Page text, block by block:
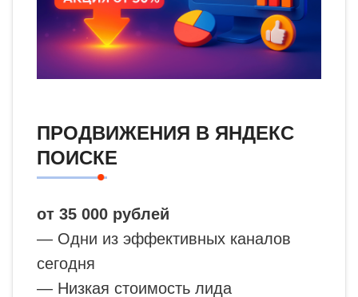
ПРОДВИЖЕНИЯ В ЯНДЕКС
ПОИСКЕ
от 35 000 рублей
— Одни из эффективных каналов
сегодня
— Низкая стоимость лида